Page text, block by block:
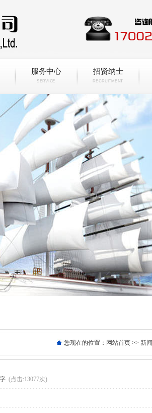
服务中心
SERVICE
招贤纳士
RECRUITMENT
您现在的位置： 网站首页 >> 新
(点击:13077次)